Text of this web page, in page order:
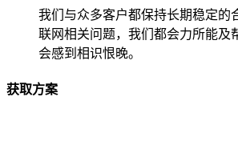
我们与众多客户都保持长期稳定的
联网相关问题，我们都会力所能及
会感到相识恨晚。
获取方案